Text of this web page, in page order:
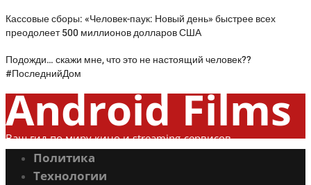
Кассовые сборы: «Человек-паук: Новый день» быстрее всех
преодолеет 500 миллионов долларов США
Подожди… скажи мне, что это не настоящий человек??
#ПоследнийДом
Android Films
Ваш гид по миру кино и streaming-сервисов
Политика
Технологии